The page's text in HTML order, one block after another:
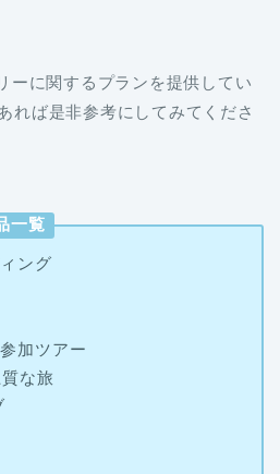
ーに関するプランを提供してい
れば是非参考にしてみてくださ
一覧
ング
加ツアー
な旅